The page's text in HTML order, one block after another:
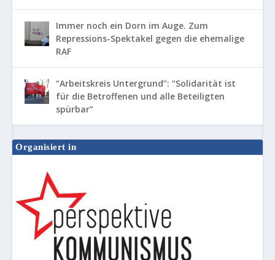
Immer noch ein Dorn im Auge. Zum
Repressions-Spektakel gegen die ehemalige
RAF
“Arbeitskreis Untergrund”: “Solidarität ist
für die Betroffenen und alle Beteiligten
spürbar”
Organisiert in